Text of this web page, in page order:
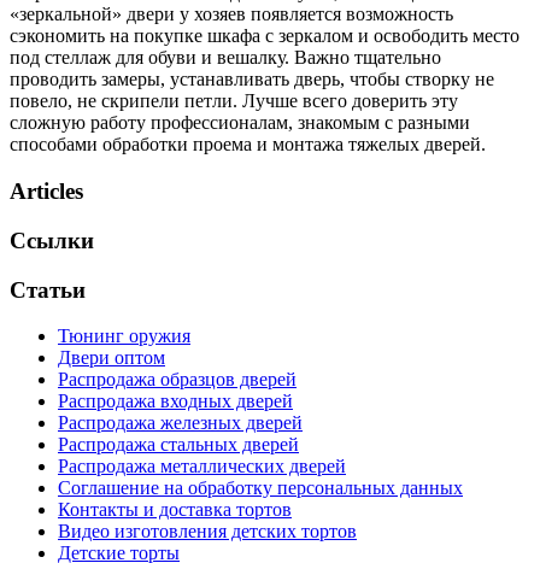
«зеркальной» двери у хозяев появляется возможность
сэкономить на покупке шкафа с зеркалом и освободить место
под стеллаж для обуви и вешалку. Важно тщательно
проводить замеры, устанавливать дверь, чтобы створку не
повело, не скрипели петли. Лучше всего доверить эту
сложную работу профессионалам, знакомым с разными
способами обработки проема и монтажа тяжелых дверей.
Articles
Ссылки
Статьи
Тюнинг оружия
Двери оптом
Распродажа образцов дверей
Распродажа входных дверей
Распродажа железных дверей
Распродажа стальных дверей
Распродажа металлических дверей
Соглашение на обработку персональных данных
Контакты и доставка тортов
Видео изготовления детских тортов
Детские торты